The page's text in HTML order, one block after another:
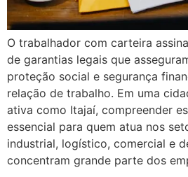
O trabalhador com carteira
de garantias legais que
proteção social e segurança
relação de trabalho. Em uma
ativa como Itajaí, compreender
essencial para quem atua nos
industrial, logístico, comercial e
concentram grande parte dos